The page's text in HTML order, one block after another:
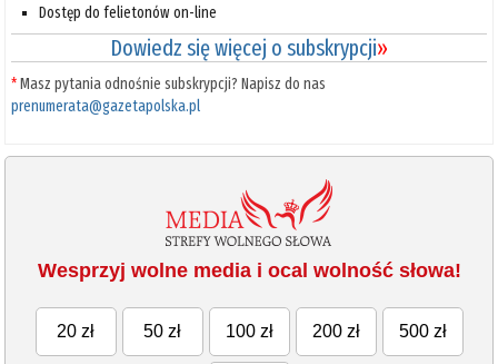
Dostęp do felietonów on-line
Dowiedz się więcej o subskrypcji»
*Masz pytania odnośnie subskrypcji? Napisz do nas
prenumerata@gazetapolska.pl
Wesprzyj wolne media i ocal wolność słowa!
20 zł 50 zł 100 zł 200 zł 500 zł